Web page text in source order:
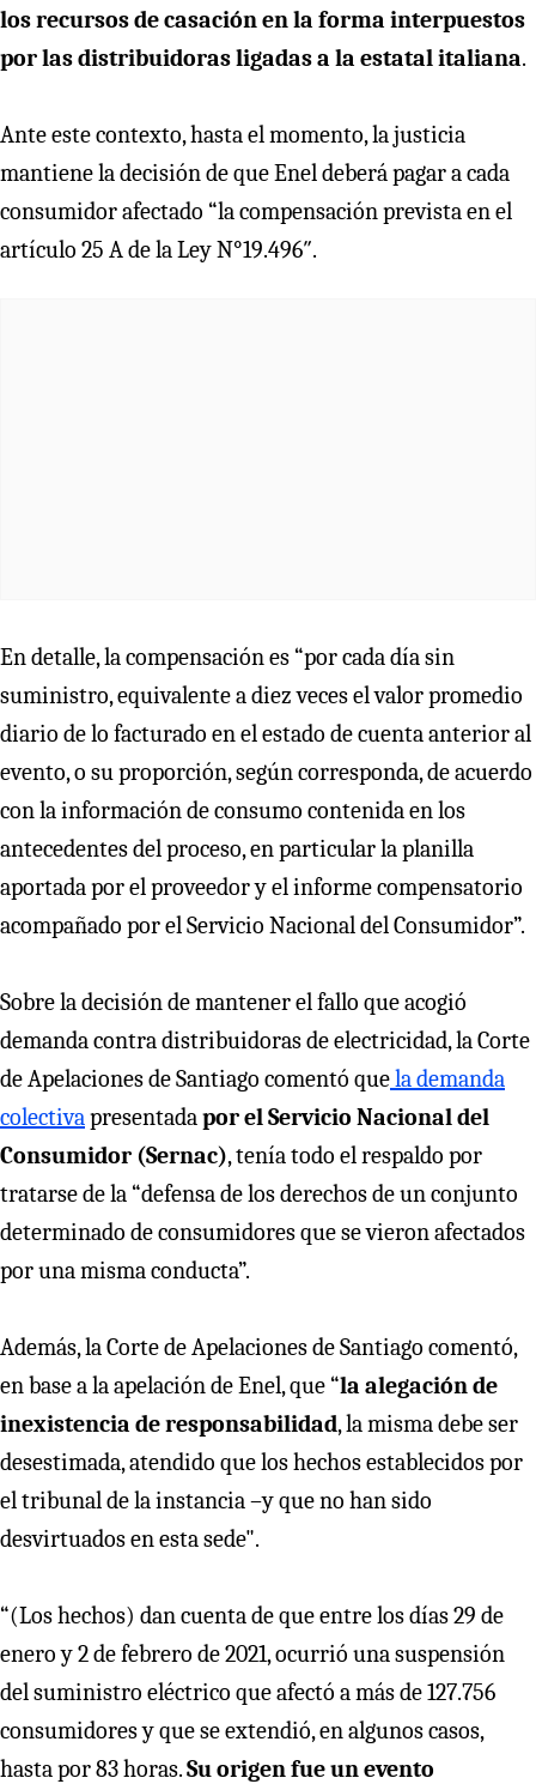
los recursos de casación en la forma interpuestos
por las distribuidoras ligadas a la estatal italiana.
Ante este contexto, hasta el momento, la justicia
mantiene la decisión de que Enel deberá pagar a cada
consumidor afectado “la compensación prevista en el
artículo 25 A de la Ley N°19.496″.
En detalle, la compensación es “por cada día sin
suministro, equivalente a diez veces el valor promedio
diario de lo facturado en el estado de cuenta anterior al
evento, o su proporción, según corresponda, de acuerdo
con la información de consumo contenida en los
antecedentes del proceso, en particular la planilla
aportada por el proveedor y el informe compensatorio
acompañado por el Servicio Nacional del Consumidor”.
Sobre la decisión de mantener el fallo que acogió
demanda contra distribuidoras de electricidad, la Corte
de Apelaciones de Santiago comentó quela demanda
colectivapresentadapor el Servicio Nacional del
Consumidor (Sernac), tenía todo el respaldo por
tratarse de la “defensa de los derechos de un conjunto
determinado de consumidores que se vieron afectados
por una misma conducta”.
Además, la Corte de Apelaciones de Santiago comentó,
en base a la apelación de Enel, que “la alegación de
inexistencia de responsabilidad, la misma debe ser
desestimada, atendido que los hechos establecidos por
el tribunal de la instancia –y que no han sido
desvirtuados en esta sede".
“(Los hechos) dan cuenta de que entre los días 29 de
enero y 2 de febrero de 2021, ocurrió una suspensión
del suministro eléctrico que afectó a más de 127.756
consumidores y que se extendió, en algunos casos,
hasta por 83 horas.Su origen fue un evento